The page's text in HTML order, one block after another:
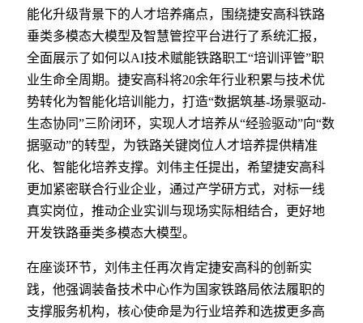
能化升级背景下的人才培养痛点，围绕捷安高科铁路
垂类多模态大模型及智慧管控平台进行了系统汇报，
全面展示了如何以AI技术赋能铁路职工“培训评管”职
业生命全周期。捷安高科将20余年行业积累与技术优
势转化为智能化培训能力，打造“数据筑基-场景驱动-
生态协同”三阶闭环，实现人才培养从“经验驱动”向“数
据驱动”的转型，为铁路关键岗位人才培养提供精准
化、智能化培养支撑。刘伟主任提出，希望捷安高科
更加紧密联合行业企业，通过产学研方式，对标一线
真实岗位，推动企业实训与现场实际相结合，更好地
开发铁路垂类多模态大模型。
在座谈环节，刘伟主任再次肯定捷安高科的创新实
践，他强调装备技术中心作为国家铁路局依法履职的
支撑服务机构，核心使命是为行业培养和选拔更多高